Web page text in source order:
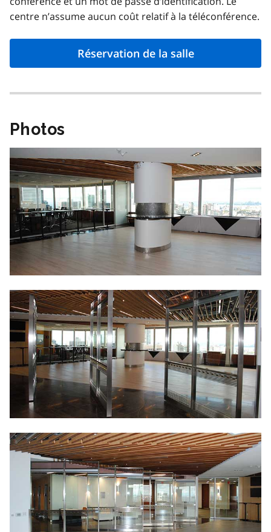
centre n’assume aucun coût relatif à la téléconférence.
Réservation de la salle
Photos